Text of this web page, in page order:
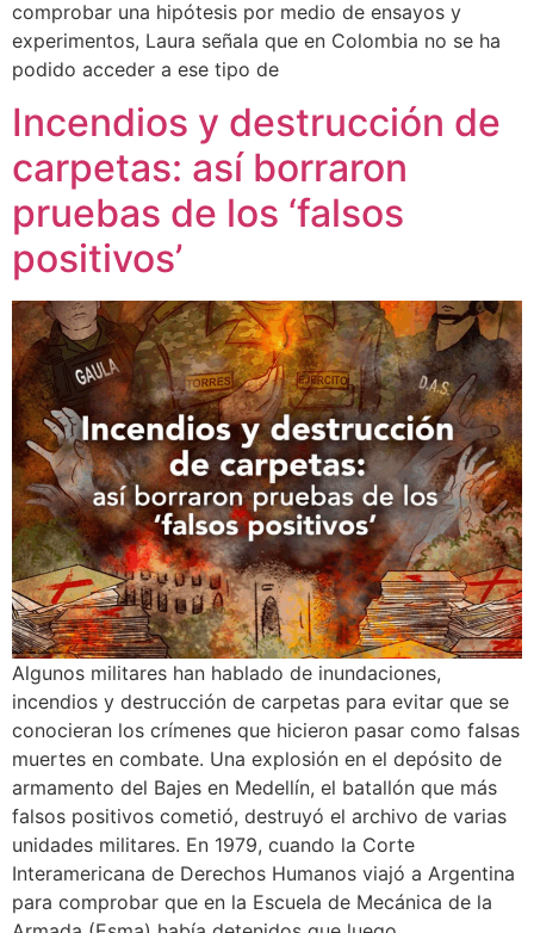
comprobar una hipótesis por medio de ensayos y
experimentos, Laura señala que en Colombia no se ha
podido acceder a ese tipo de
Incendios y destrucción de
carpetas: así borraron
pruebas de los ‘falsos
positivos’
Algunos militares han hablado de inundaciones,
incendios y destrucción de carpetas para evitar que se
conocieran los crímenes que hicieron pasar como falsas
muertes en combate. Una explosión en el depósito de
armamento del Bajes en Medellín, el batallón que más
falsos positivos cometió, destruyó el archivo de varias
unidades militares. En 1979, cuando la Corte
Interamericana de Derechos Humanos viajó a Argentina
para comprobar que en la Escuela de Mecánica de la